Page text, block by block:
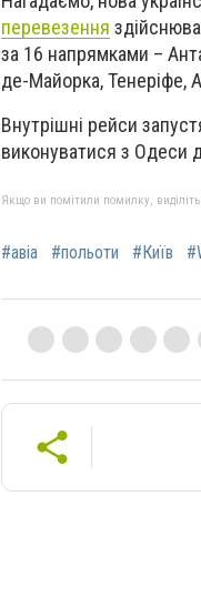
перевезення
за 16 напрямками –
де-Майорка, Тенеріфе,
Внутрішні рейси
виконуватися з Одеси
Якщо ви помітили помилку, виділіть
#авіа #польоти #Київ